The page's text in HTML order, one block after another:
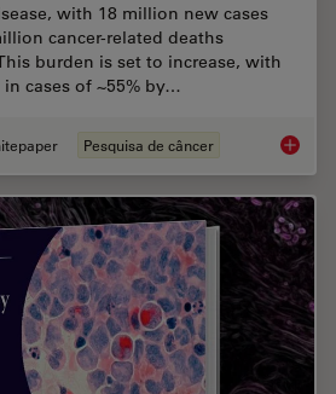
with 18 million new cases
cancer-related deaths
burden is set to increase, with
cases of ~55% by…
Pesquisa de câncer